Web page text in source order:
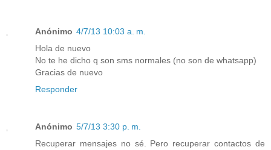
Anónimo 4/7/13 10:03 a. m.
Hola de nuevo
No te he dicho q son sms normales (no son de whatsapp)
Gracias de nuevo
Responder
Anónimo 5/7/13 3:30 p. m.
Recuperar mensajes no sé. Pero recuperar contactos de